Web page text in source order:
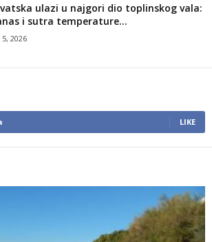
ulazi u najgori dio toplinskog vala:
i sutra temperature...
2026
LIKE